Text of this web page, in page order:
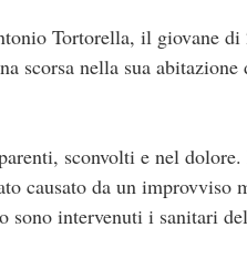
Tortorella, il giovane di
scorsa nella sua
sconvolti e nel dolore.
causato da un improvviso
intervenuti i sanitari